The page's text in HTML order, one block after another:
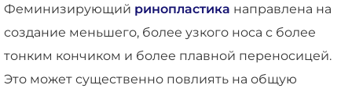
Феминизирующий ринопластика направлена на
создание меньшего, более узкого носа с более
тонким кончиком и более плавной переносицей.
Это может существенно повлиять на общую